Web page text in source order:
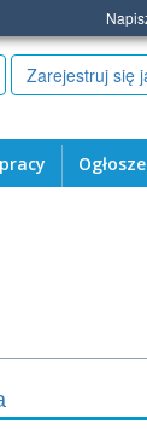
Zarejestruj się